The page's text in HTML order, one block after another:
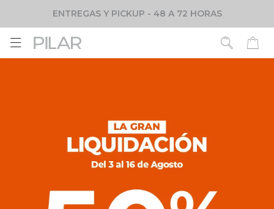
ENTREGAS Y PICKUP - 48 A 72 HORAS
